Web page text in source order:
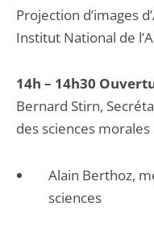
Projection d’images
Institut National de
14h – 14h30
Bernard Stirn,
des sciences
Alain Berthoz,
sciences